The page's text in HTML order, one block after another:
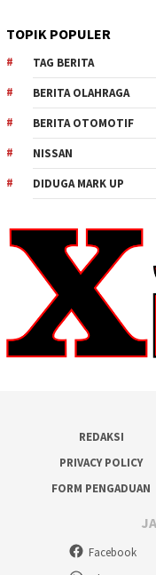
TOPIK POPULER
TAG BERITA
BERITA OLAHRAGA
BERITA OTOMOTIF
NISSAN
DIDUGA MARK UP
REDAKSI
PRIVACY POLICY
FORM PENGADUAN
Facebook